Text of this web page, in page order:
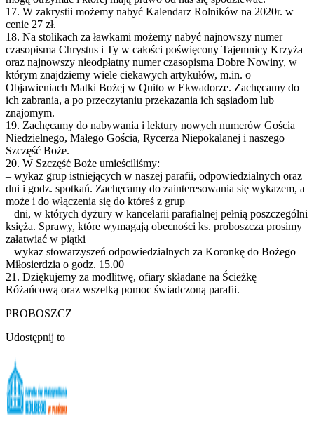
17. W zakrystii możemy nabyć Kalendarz Rolników na 2020r. w
cenie 27 zł.
18. Na stolikach za ławkami możemy nabyć najnowszy numer
czasopisma Chrystus i Ty w całości poświęcony Tajemnicy Krzyża
oraz najnowszy nieodpłatny numer czasopisma Dobre Nowiny, w
którym znajdziemy wiele ciekawych artykułów, m.in. o
Objawieniach Matki Bożej w Quito w Ekwadorze. Zachęcamy do
ich zabrania, a po przeczytaniu przekazania ich sąsiadom lub
znajomym.
19. Zachęcamy do nabywania i lektury nowych numerów Gościa
Niedzielnego, Małego Gościa, Rycerza Niepokalanej i naszego
Szczęść Boże.
20. W Szczęść Boże umieściliśmy:
– wykaz grup istniejących w naszej parafii, odpowiedzialnych oraz
dni i godz. spotkań. Zachęcamy do zainteresowania się wykazem, a
może i do włączenia się do któreś z grup
– dni, w których dyżury w kancelarii parafialnej pełnią poszczególni
księża. Sprawy, które wymagają obecności ks. proboszcza prosimy
załatwiać w piątki
– wykaz stowarzyszeń odpowiedzialnych za Koronkę do Bożego
Miłosierdzia o godz. 15.00
21. Dziękujemy za modlitwę, ofiary składane na Ścieżkę
Różańcową oraz wszelką pomoc świadczoną parafii.
PROBOSZCZ
Udostępnij to